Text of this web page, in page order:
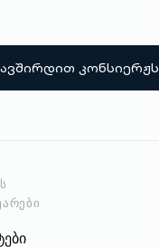
კონსიერჟს